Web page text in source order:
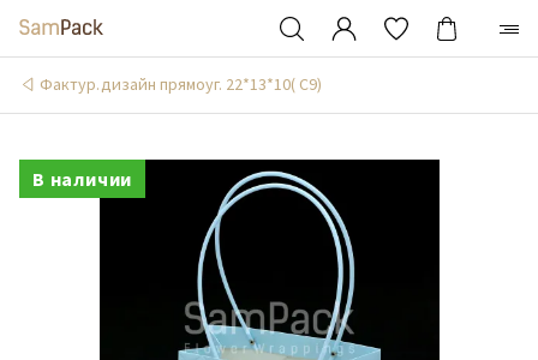
Фактур.дизайн прямоуг. 22*13*10( С9)
В наличии